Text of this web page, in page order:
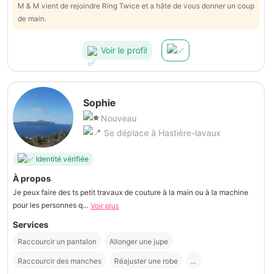
M & M vient de rejoindre Ring Twice et a hâte de vous donner un coup
de main.
Voir le profil
Sophie
Nouveau
Se déplace à Hastière-lavaux
Identité vérifiée
À propos
Je peux faire des ts petit travaux de couture à la main ou à la machine
pour les personnes q... Voir plus
Services
Raccourcir un pantalon Allonger une jupe
Raccourcir des manches Réajuster une robe ...